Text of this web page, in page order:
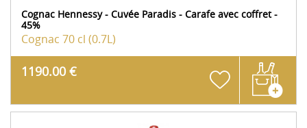
Cognac Hennessy - Cuvée Paradis - Carafe avec coffret -
45%
Cognac 70 cl (0.7L)
1190.00 €